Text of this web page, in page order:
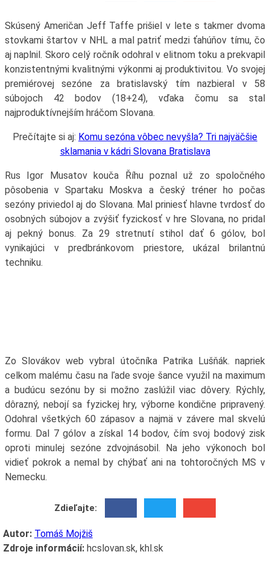
Skúsený Američan Jeff Taffe prišiel v lete s takmer dvoma
stovkami štartov v NHL a mal patriť medzi ťahúňov tímu, čo
aj naplnil. Skoro celý ročník odohral v elitnom toku a prekvapil
konzistentnými kvalitnými výkonmi aj produktivitou. Vo svojej
premiérovej sezóne za bratislavský tím nazbieral v 58
súbojoch 42 bodov (18+24), vďaka čomu sa stal
najproduktívnejším hráčom Slovana.
Prečítajte si aj: Komu sezóna vôbec nevyšla? Tri najväčšie
sklamania v kádri Slovana Bratislava
Rus Igor Musatov kouča Říhu poznal už zo spoločného
pôsobenia v Spartaku Moskva a český tréner ho počas
sezóny priviedol aj do Slovana. Mal priniesť hlavne tvrdosť do
osobných súbojov a zvýšiť fyzickosť v hre Slovana, no pridal
aj pekný bonus. Za 29 stretnutí stihol dať 6 gólov, bol
vynikajúci v predbránkovom priestore, ukázal brilantnú
techniku.
Zo Slovákov web vybral útočníka Patrika Lušňák. napriek
celkom malému času na ľade svoje šance využil na maximum
a budúcu sezónu by si možno zaslúžil viac dôvery. Rýchly,
dôrazný, nebojí sa fyzickej hry, výborne kondične pripravený.
Odohral všetkých 60 zápasov a najmä v závere mal skvelú
formu. Dal 7 gólov a získal 14 bodov, čím svoj bodový zisk
oproti minulej sezóne zdvojnásobil. Na jeho výkonoch bol
vidieť pokrok a nemal by chýbať ani na tohtoročných MS v
Nemecku.
Zdieľajte:
Autor: Tomáš Mojžiš
Zdroje informácií:hcslovan.sk, khl.sk